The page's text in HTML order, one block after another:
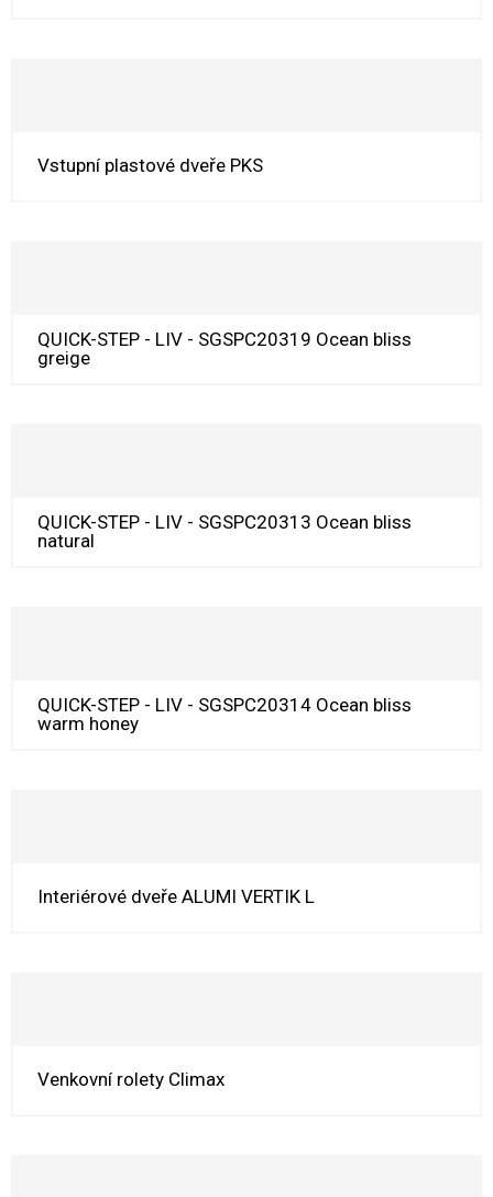
Vstupní plastové dveře PKS
QUICK-STEP - LIV - SGSPC20319 Ocean bliss
greige
QUICK-STEP - LIV - SGSPC20313 Ocean bliss
natural
QUICK-STEP - LIV - SGSPC20314 Ocean bliss
warm honey
Interiérové dveře ALUMI VERTIK L
Venkovní rolety Climax